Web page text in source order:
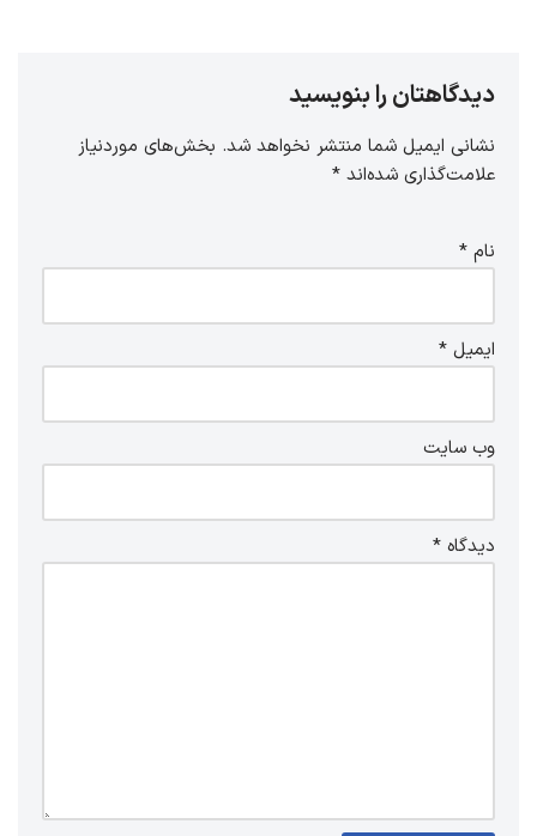
دیدگاهتان را بنویسید
نشانی ایمیل شما منتشر نخواهد شد. بخش‌های موردنیاز
علامت‌گذاری شده‌اند *
نام *
ایمیل *
وب‌ سایت
دیدگاه *